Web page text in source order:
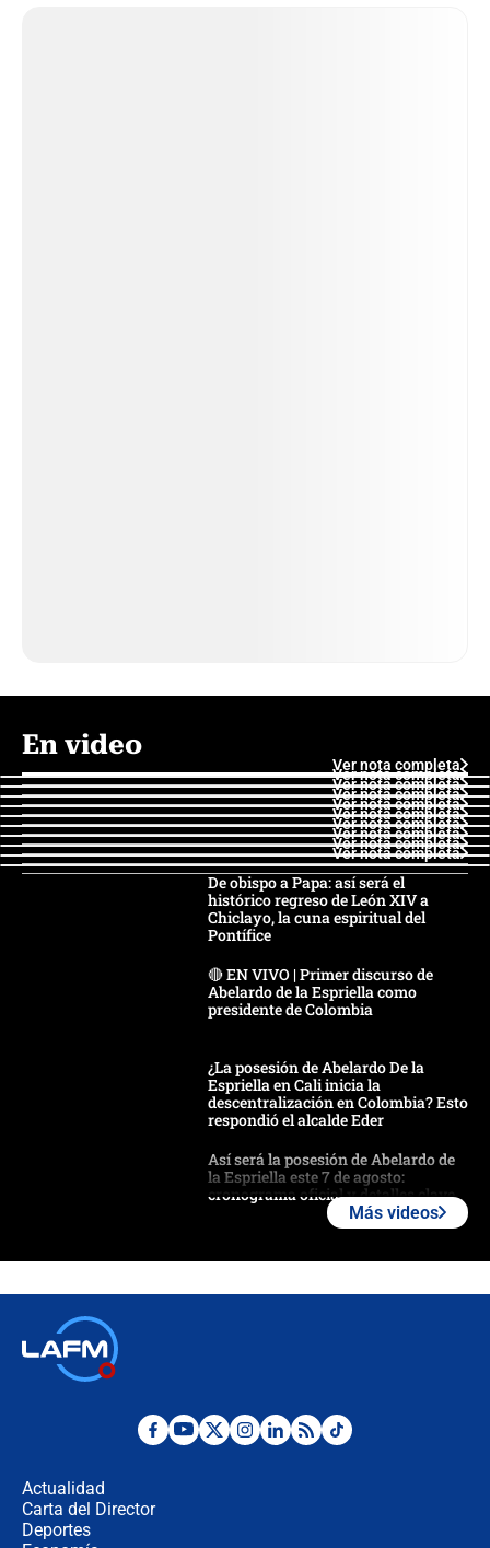
En video
Ver nota completa
Ver nota completa
Ver nota completa
Ver nota completa
Ver nota completa
Ver nota completa
Ver nota completa
Ver nota completa
Ver nota completa
Ver nota completa
De obispo a Papa: así será el
histórico regreso de León XIV a
Chiclayo, la cuna espiritual del
Pontífice
🔴 EN VIVO | Primer discurso de
Abelardo de la Espriella como
presidente de Colombia
¿La posesión de Abelardo De la
Espriella en Cali inicia la
descentralización en Colombia? Esto
respondió el alcalde Eder
Así será la posesión de Abelardo de
la Espriella este 7 de agosto:
cronograma oficial y detalles clave
Las seis de las 6 con Juan Lozano |
Más videos
Actualidad
Carta del Director
Deportes